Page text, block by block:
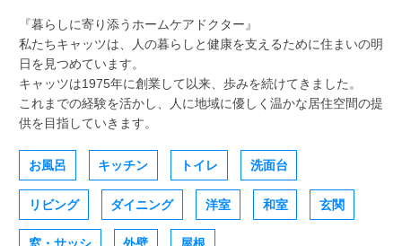
『暮らしに寄り添うホームケアドクター』
私たちキャッツは、人の暮らしと健康を支えるために住まいの明
日を見つめています。
キャッツは1975年に創業して以来、歩みを続けてきました。
これまでの経験を活かし、人に地域に優しく温かな居住空間の提
供を目指していきます。
お風呂 キッチン トイレ 洗面台
リビング ダイニング 洋室 和室 玄関